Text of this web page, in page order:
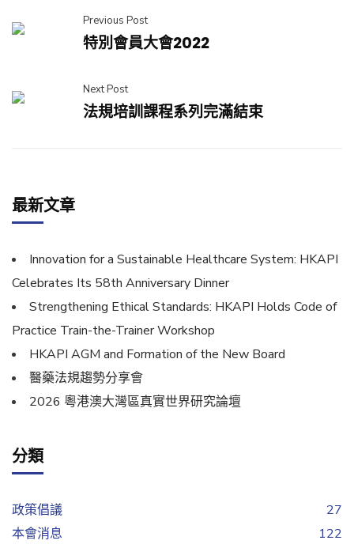
Previous Post
特別會員大會2022
Next Post
法規培訓課程系列完滿結束
最新文章
Innovation for a Sustainable Healthcare System: HKAPI
Celebrates Its 58th Anniversary Dinner
Strengthening Ethical Standards: HKAPI Holds Code of
Practice Train-the-Trainer Workshop
HKAPI AGM and Formation of the New Board
醫藥法規趨勢分享會
2026 粵港澳大灣區真實世界研究論壇
分類
政策倡議
27
本會消息
122